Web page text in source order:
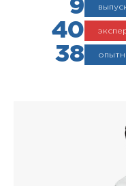
9
40
38